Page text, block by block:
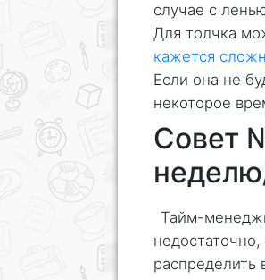
случае с
Для толчка
кажется
Если она не
некоторое
Совет
Тайм-
распределить